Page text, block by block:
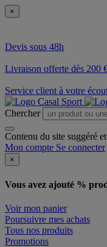
×
Devis sous 48h
Livraison offerte dès 200
Service client à votre
Chercher
Contenu du site suggéré
Mon compte Se connecter
×
Vous avez ajouté %
Voir mon panier
Poursuivre mes achats
Tous nos produits
Promotions